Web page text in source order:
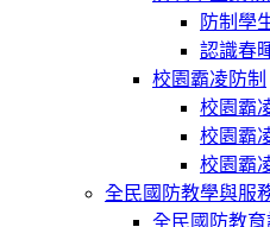
防制學
認識春
校園霸凌防制
校園霸
校園霸
校園霸
全民國防教學與服
全民國防教育